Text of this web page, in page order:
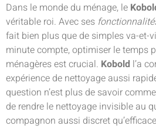
Dans le monde du ménage, le
véritable roi. Avec ses
fait bien plus que de simples va-et-
minute compte, optimiser le temps
ménagères est crucial. Kobold l’a
expérience de nettoyage aussi
question n’est plus de savoir
de rendre le nettoyage invisible au
compagnon aussi discret